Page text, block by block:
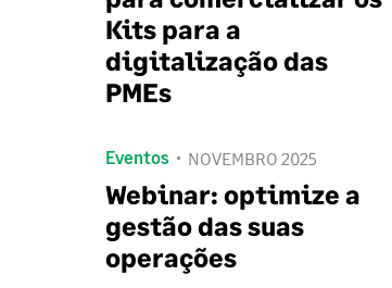
Kits para a
digitalização das
PMEs
Eventos NOVEMBRO 2025
Webinar: optimize a
gestão das suas
operações